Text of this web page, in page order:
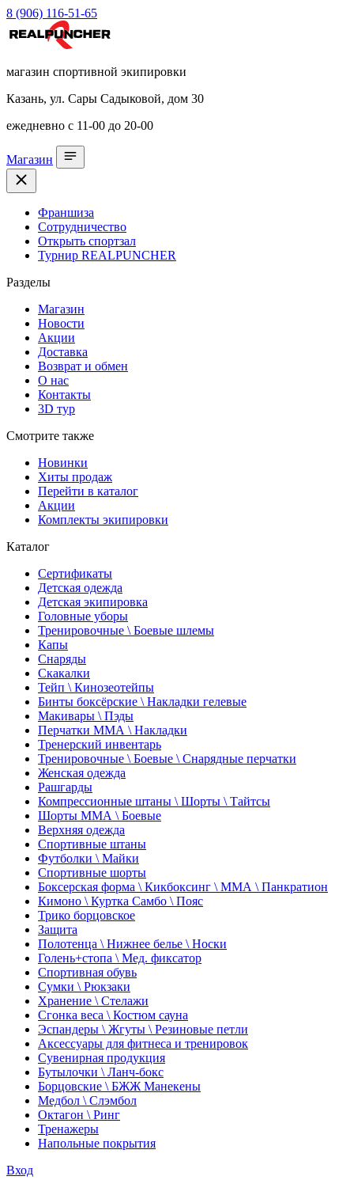
8 (906) 116-51-65
магазин спортивной экипировки
Казань, ул. Сары Садыковой, дом 30
ежедневно с 11-00 до 20-00
Магазин
Франшиза
Сотрудничество
Открыть спортзал
Турнир REALPUNCHER
Разделы
Магазин
Новости
Акции
Доставка
Возврат и обмен
О нас
Контакты
3D тур
Смотрите также
Новинки
Хиты продаж
Перейти в каталог
Акции
Комплекты экипировки
Каталог
Сертификаты
Детская одежда
Детская экипировка
Головные уборы
Тренировочные \ Боевые шлемы
Капы
Снаряды
Скакалки
Тейп \ Кинозеотейпы
Бинты боксёрские \ Накладки гелевые
Макивары \ Пэды
Перчатки ММА \ Накладки
Тренерский инвентарь
Тренировочные \ Боевые \ Снарядные перчатки
Женская одежда
Рашгарды
Компрессионные штаны \ Шорты \ Тайтсы
Шорты ММА \ Боевые
Верхняя одежда
Спортивные штаны
Футболки \ Майки
Спортивные шорты
Боксерская форма \ Кикбоксинг \ ММА \ Панкратион
Кимоно \ Куртка Самбо \ Пояс
Трико борцовское
Защита
Полотенца \ Нижнее белье \ Носки
Голень+стопа \ Мед. фиксатор
Спортивная обувь
Сумки \ Рюкзаки
Хранение \ Стелажи
Сгонка веса \ Костюм сауна
Эспандеры \ Жгуты \ Резиновые петли
Аксессуары для фитнеса и тренировок
Сувенирная продукция
Бутылочки \ Ланч-бокс
Борцовские \ БЖЖ Манекены
Медбол \ Слэмбол
Октагон \ Ринг
Тренажеры
Напольные покрытия
Вход